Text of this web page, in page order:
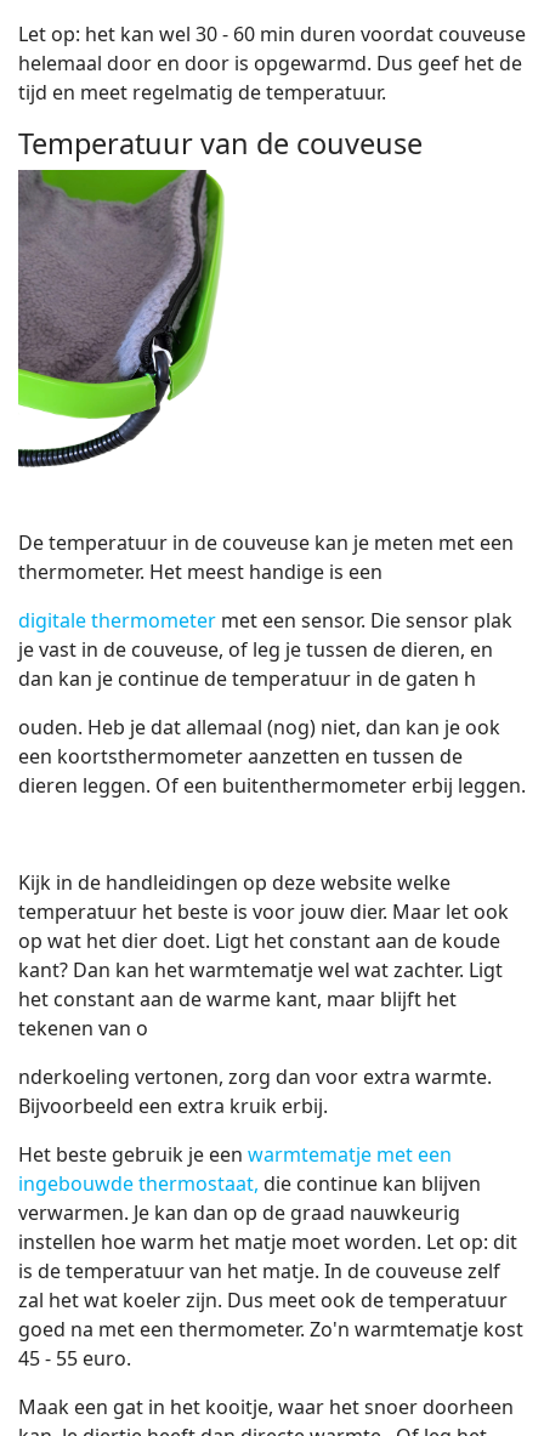
Let op: het kan wel 30 - 60 min duren voordat couveuse
helemaal door en door is opgewarmd. Dus geef het de
tijd en meet regelmatig de temperatuur.
Temperatuur van de couveuse
De temperatuur in de couveuse kan je meten met een
thermometer. Het meest handige is een
digitale thermometer met een sensor. Die sensor plak
je vast in de couveuse, of leg je tussen de dieren, en
dan kan je continue de temperatuur in de gaten h
ouden. Heb je dat allemaal (nog) niet, dan kan je ook
een koortsthermometer aanzetten en tussen de
dieren leggen. Of een buitenthermometer erbij leggen.
Kijk in de handleidingen op deze website welke
temperatuur het beste is voor jouw dier. Maar let ook
op wat het dier doet. Ligt het constant aan de koude
kant? Dan kan het warmtematje wel wat zachter. Ligt
het constant aan de warme kant, maar blijft het
tekenen van o
nderkoeling vertonen, zorg dan voor extra warmte.
Bijvoorbeeld een extra kruik erbij.
Het beste gebruik je een warmtematje met een
ingebouwde thermostaat, die continue kan blijven
verwarmen. Je kan dan op de graad nauwkeurig
instellen hoe warm het matje moet worden. Let op: dit
is de temperatuur van het matje. In de couveuse zelf
zal het wat koeler zijn. Dus meet ook de temperatuur
goed na met een thermometer. Zo'n warmtematje kost
45 - 55 euro.
Maak een gat in het kooitje, waar het snoer doorheen